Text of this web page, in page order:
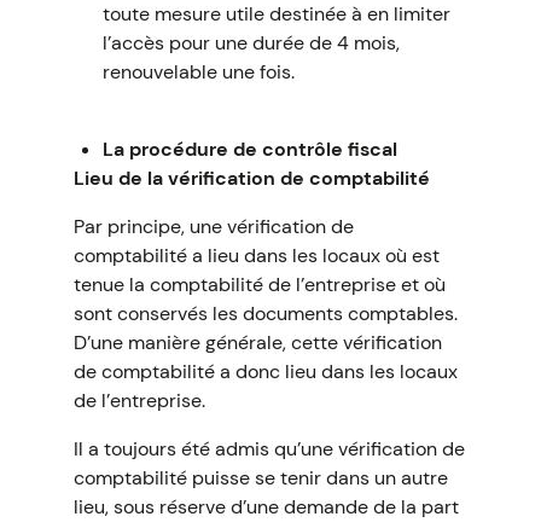
toute mesure utile destinée à en limiter
l’accès pour une durée de 4 mois,
renouvelable une fois.
La procédure de contrôle fiscal
Lieu de la vérification de comptabilité
Par principe, une vérification de
comptabilité a lieu dans les locaux où est
tenue la comptabilité de l’entreprise et où
sont conservés les documents comptables.
D’une manière générale, cette vérification
de comptabilité a donc lieu dans les locaux
de l’entreprise.
Il a toujours été admis qu’une vérification de
comptabilité puisse se tenir dans un autre
lieu, sous réserve d’une demande de la part